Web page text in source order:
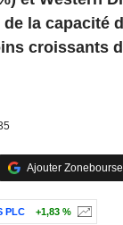
la capacité
croissants
Ajouter
PLC +1,83 %